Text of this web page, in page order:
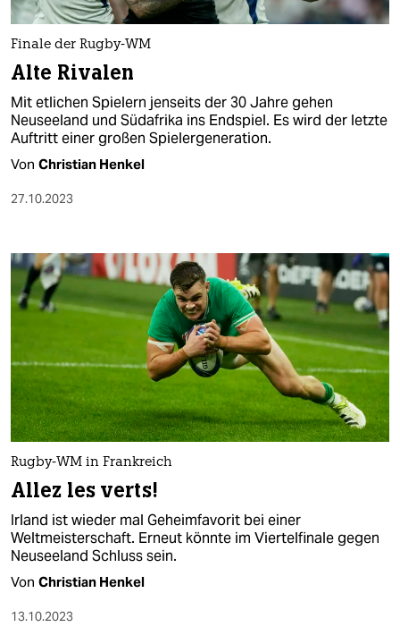
nord
wahrheit
verlag
verlag
veranstaltungen
fragen & hilfe
unterstützen
genossenschaft
epaper login
Finale der Rugby-WM
Alte Rivalen
Mit etlichen Spielern jenseits der 30 Jahre gehen
Neuseeland und Südafrika ins Endspiel. Es wird der letzte
Auftritt einer großen Spielergeneration.
Von Christian Henkel
27.10.2023
Rugby-WM in Frankreich
Allez les verts!
Irland ist wieder mal Geheimfavorit bei einer
Weltmeisterschaft. Erneut könnte im Viertelfinale gegen
Neuseeland Schluss sein.
Von Christian Henkel
13.10.2023